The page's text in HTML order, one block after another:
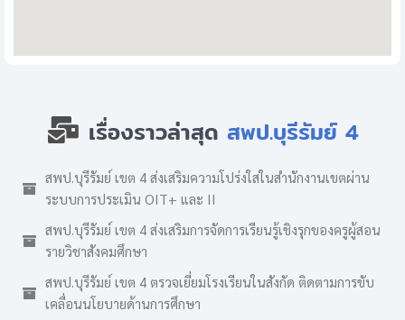
เรื่องราวล่าสุด สพป.บุรีรัมย์ 4
สพป.บุรีรัมย์ เขต 4 ส่งเสริมความโปร่งใสในสำนักงานเขตผ่าน
ระบบการประเมิน OIT+ และ II
สพป.บุรีรัมย์ เขต 4 ส่งเสริมการจัดการเรียนรู้เชิงรุกของครูผู้สอน
รายวิชาสังคมศึกษา
สพป.บุรีรัมย์ เขต 4 ตรวจเยี่ยมโรงเรียนในสังกัด ติดตามการขับ
เคลื่อนนโยบายด้านการศึกษา